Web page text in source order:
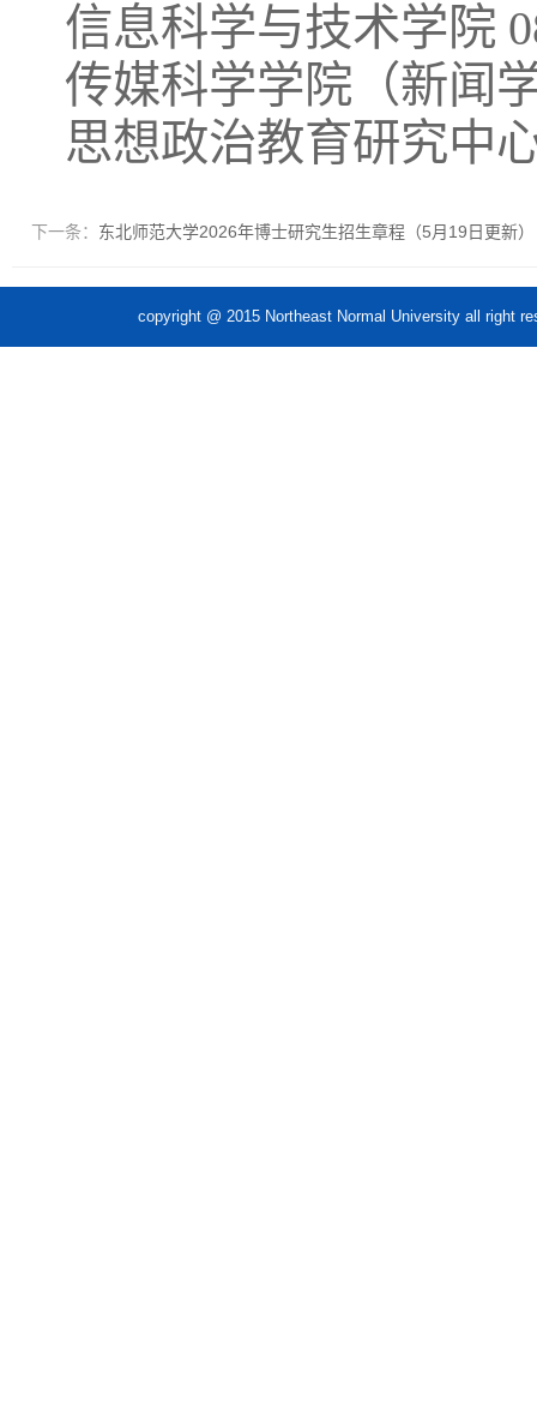
信息科学与技术学院
传媒科学学院（新闻
思想政治教育研究中
下一条： 东北师范大学2026年博士研究生招生章程（5月19日更新）
copyright @ 2015 Northeast Normal University all